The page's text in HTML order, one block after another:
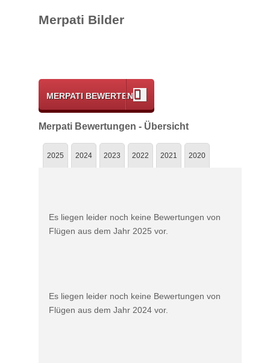
Merpati Bilder
MERPATI BEWERTEN
Merpati Bewertungen - Übersicht
2025 2024 2023 2022 2021 2020
Es liegen leider noch keine Bewertungen von
Flügen aus dem Jahr 2025 vor.
Es liegen leider noch keine Bewertungen von
Flügen aus dem Jahr 2024 vor.